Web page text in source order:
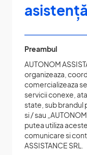
Preambul
AUTONOM
organizeaza,
comercializeaza
servicii conexe,
state, sub brandul
si / sau
putea utiliza
comunicare si
ASSISTANCE SRL.